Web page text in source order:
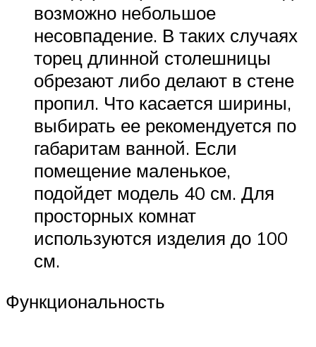
возможно небольшое
несовпадение. В таких случаях
торец длинной столешницы
обрезают либо делают в стене
пропил. Что касается ширины,
выбирать ее рекомендуется по
габаритам ванной. Если
помещение маленькое,
подойдет модель 40 см. Для
просторных комнат
используются изделия до 100
см.
Функциональность